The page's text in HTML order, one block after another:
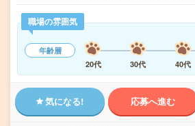
職場の雰囲気
年齢層
20代
30代 40代
気になる! 応募へ進む